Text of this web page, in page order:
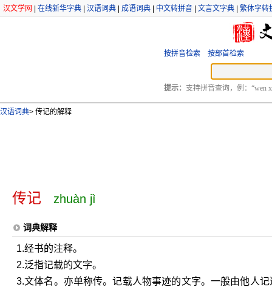
汉文学网 在线新华字典 汉语词典 成语词典 中文转拼音 文言文字典 繁体字转
按拼音检索 按部首检索
提示： 支持拼音查询，例：“wen
汉语词典> 传记的解释
传记 zhuàn jì
词典解释
1.经书的注释。
2.泛指记载的文字。
3.文体名。亦单称传。记载人物事迹的文字。一般由他人